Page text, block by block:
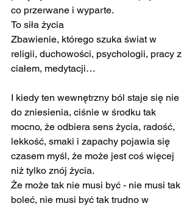
co przerwane i wyparte.
To siła życia
Zbawienie, którego szuka świat w
religii, duchowości, psychologii, pracy z
ciałem, medytacji…
I kiedy ten wewnętrzny ból staje się nie
do zniesienia, ciśnie w środku tak
mocno, że odbiera sens życia, radość,
lekkość, smaki i zapachy pojawia się
czasem myśl, że może jest coś więcej
niż tylko znój życia.
Że może tak nie musi być - nie musi tak
boleć, nie musi być tak trudno w